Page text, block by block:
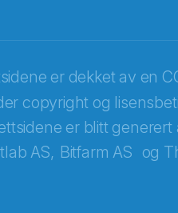
er dekket av en
copyright og
er blitt
AS, Bitfarm AS og